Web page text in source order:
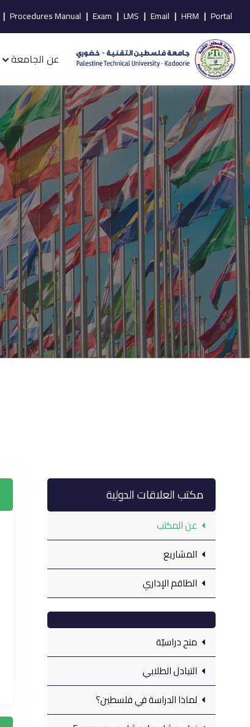
Portal
|
HRM
|
Email
|
LMS
|
Exam
|
Procedures Manual
|
عن الجامعة
مكتب العلاقات الدولية
عن المكتب
المشاريع
الطاقم الإداري
منح دراسيّة
التبادل الطلابي
لماذا الدراسة في فلسطين؟